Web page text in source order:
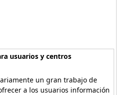
usuarios y centros
un gran trabajo de
a los usuarios información